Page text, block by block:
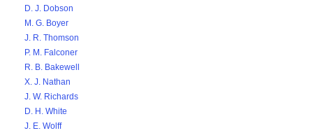
D. J. Dobson
M. G. Boyer
J. R. Thomson
P. M. Falconer
R. B. Bakewell
X. J. Nathan
J. W. Richards
D. H. White
J. E. Wolff